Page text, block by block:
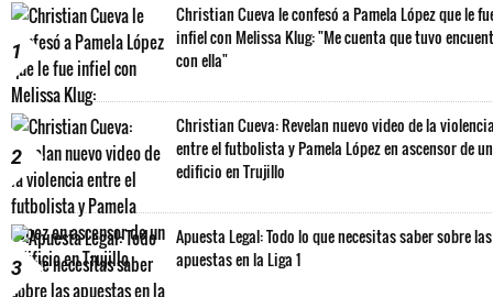
1
Christian Cueva le confesó a Pamela López que le
infiel con Melissa Klug: "Me cuenta que tuvo
con ella"
2
Christian Cueva: Revelan nuevo video de la
entre el futbolista y Pamela López en ascensor de un
edificio en Trujillo
3
Apuesta Legal: Todo lo que necesitas saber sobre las
apuestas en la Liga 1